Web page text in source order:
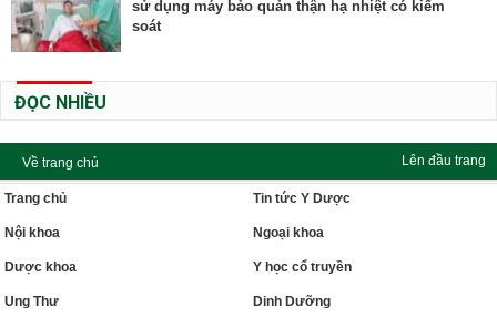
sử dụng máy bảo quản thận hạ nhiệt có kiểm
soát
ĐỌC NHIỀU
Về trang chủ Lên đầu trang
Trang chủ Tin tức Y Dược
Nội khoa Ngoại khoa
Dược khoa Y học cổ truyền
Ung Thư Dinh Dưỡng